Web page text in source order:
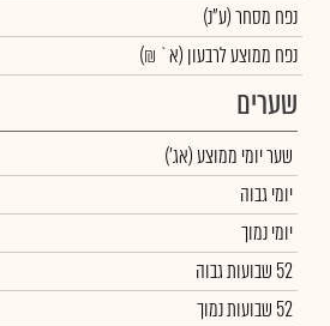
נפח מסחר(ע"נ)
נפח ממוצע לרבעון (א` ₪)
שערים
שער יומי ממוצע(אג')
יומי גבוה
יומי נמוך
52 שבועות גבוה
52 שבועות נמוך